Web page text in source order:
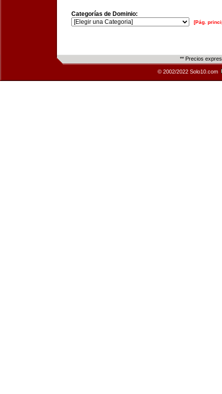
Categorías de Dominio:
[Pág.
** Precios
© 2002/2022 Solo10.com